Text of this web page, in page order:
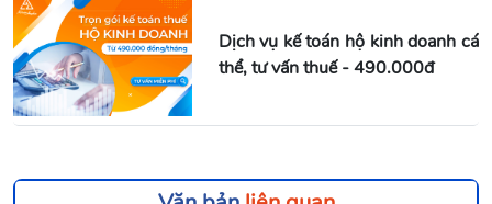
Dịch vụ kế toán hộ kinh doanh cá
thể, tư vấn thuế - 490.000đ